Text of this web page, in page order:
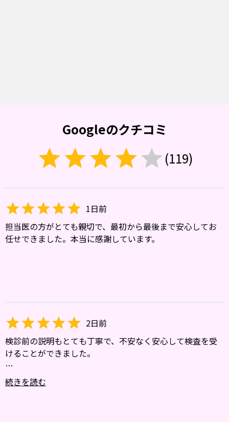
Googleのクチコミ
(119)
1日前
担当医の方がとても親切で、最初から最後まで安心してお
任せできました。本当に感謝しています。
2日前
検診前の説明もとても丁寧で、不安なく安心して検査を受
けることができました。
先生をはじめ、スタッフの皆さんの対応も温かく、院内全
体が安心できる雰囲気でした。信頼して通える、とても良
続きを読む